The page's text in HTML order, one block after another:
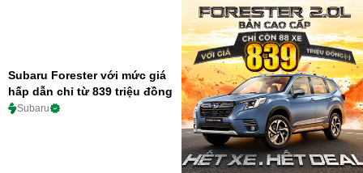
Subaru Forester với mức giá
hấp dẫn chỉ từ 839 triệu đồng
Subaru